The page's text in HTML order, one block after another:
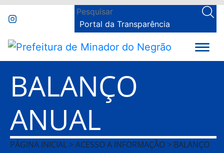
Portal da Transparência
BALANÇO
ANUAL
PÁGINA INICIAL > ACESSO A INFORMAÇÃO > BALANÇO